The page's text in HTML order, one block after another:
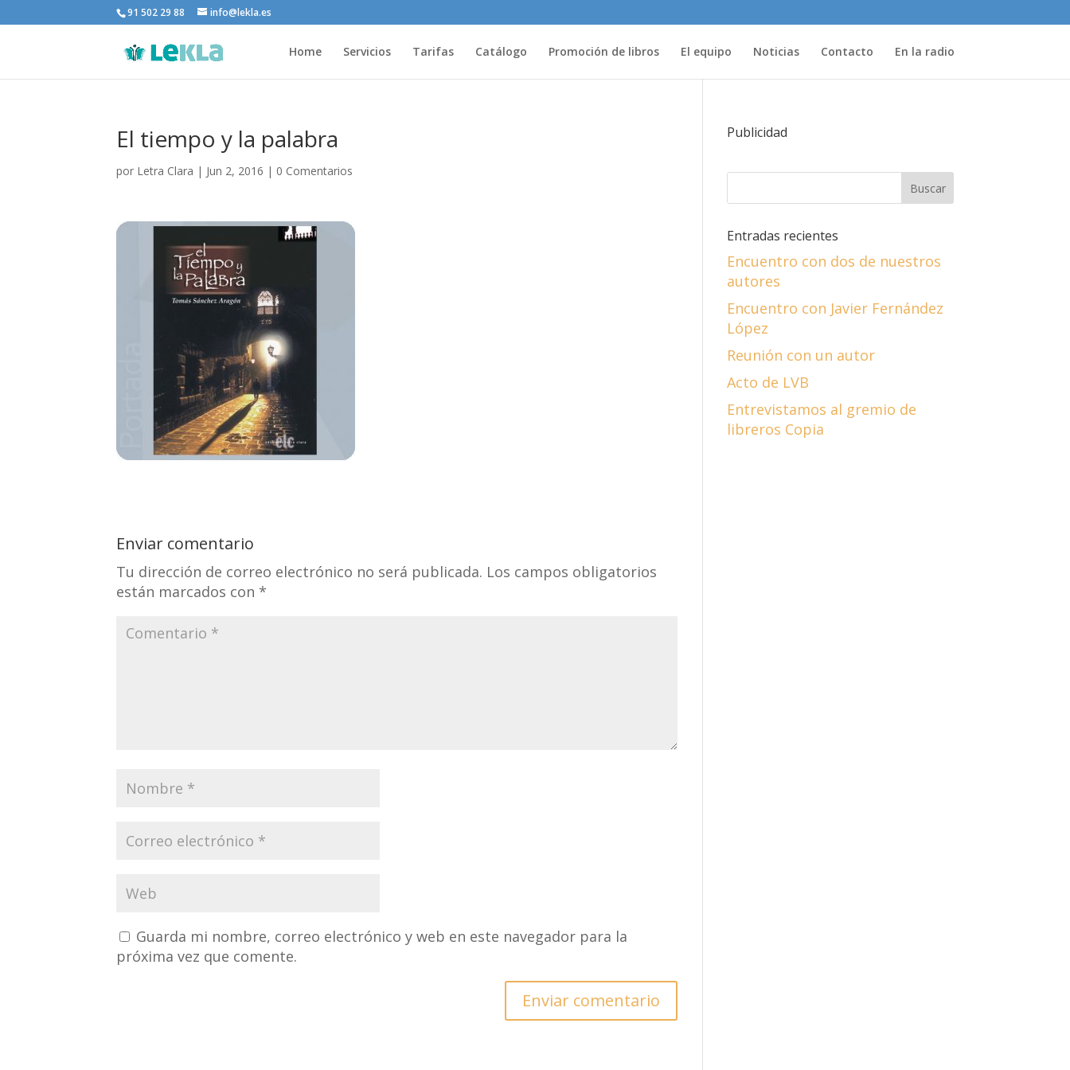
91 502 29 88 info@lekla.es
Home Servicios Tarifas Catálogo Promoción de libros El equipo Noticias Contacto En la radio
El tiempo y la palabra
por Letra Clara | Jun 2, 2016 | 0 Comentarios
Enviar comentario
Tu dirección de correo electrónico no será publicada. Los campos obligatorios
están marcados con *
Guarda mi nombre, correo electrónico y web en este navegador para la
próxima vez que comente.
Publicidad
Entradas recientes
Encuentro con dos de nuestros
autores
Encuentro con Javier Fernández
López
Reunión con un autor
Acto de LVB
Entrevistamos al gremio de
libreros Copia